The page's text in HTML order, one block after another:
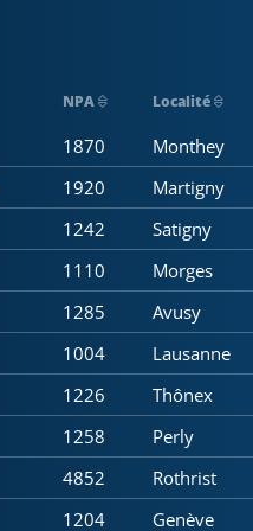
NPA Localité
1870
Monthey
1920
Martigny
1242
Satigny
1110
Morges
1285
Avusy
1004
Lausanne
1226
Thônex
1258
Perly
4852
Rothrist
1204 Genève